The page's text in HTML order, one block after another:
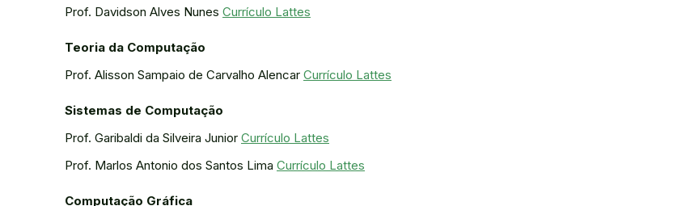
Prof. Davidson Alves Nunes Currículo Lattes
Teoria da Computação
Prof. Alisson Sampaio de Carvalho Alencar Currículo Lattes
Sistemas de Computação
Prof. Garibaldi da Silveira Junior Currículo Lattes
Prof. Marlos Antonio dos Santos Lima Currículo Lattes
Computação Gráfica